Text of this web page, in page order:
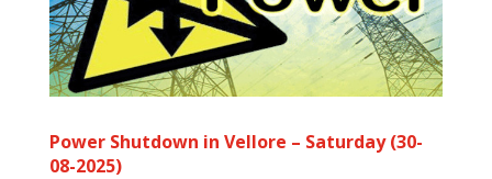
Power Shutdown in Vellore – Saturday (30-
08-2025)